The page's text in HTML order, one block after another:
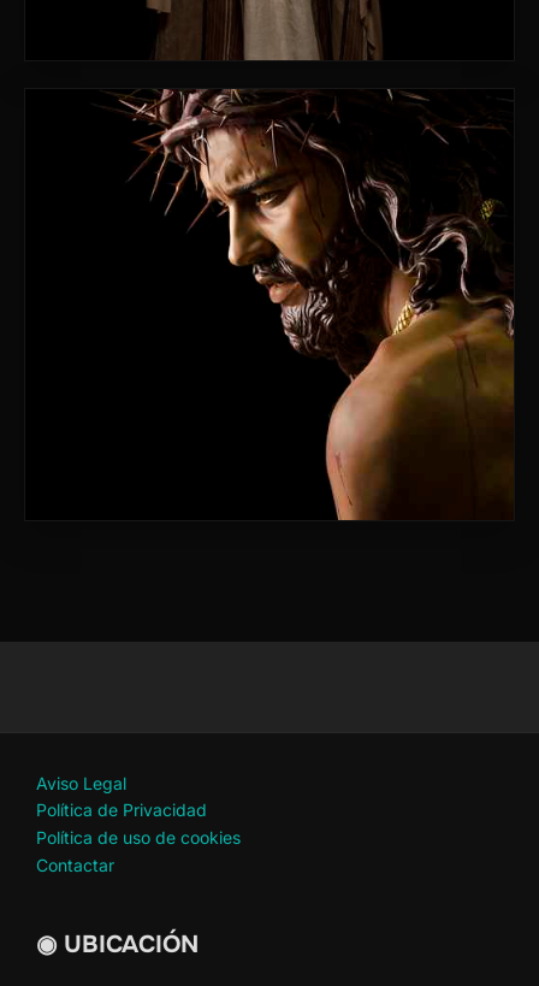
Aviso Legal
Política de Privacidad
Política de uso de cookies
Contactar
◉ UBICACIÓN